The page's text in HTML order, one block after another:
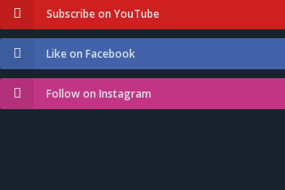
Subscribe on YouTube
Like on Facebook
Follow on Instagram